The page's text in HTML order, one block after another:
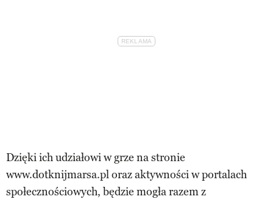
Dzięki ich udziałowi w grze na stronie
www.dotknijmarsa.pl oraz aktywności w portalach
społecznościowych, będzie mogła razem z